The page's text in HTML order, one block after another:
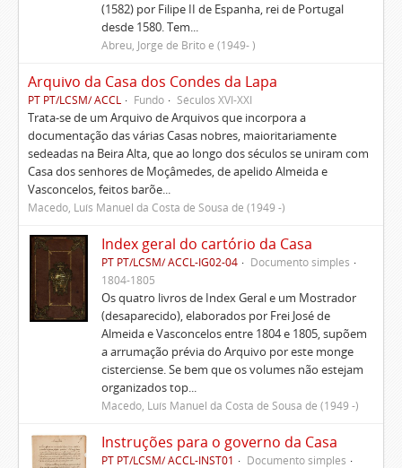
(1582) por Filipe II de Espanha, rei de Portugal
desde 1580. Tem...
Abreu, Jorge de Brito e (1949- )
Arquivo da Casa dos Condes da Lapa
PT PT/LCSM/ ACCL Fundo Séculos XVI-XXI
Trata-se de um Arquivo de Arquivos que incorpora a
documentação das várias Casas nobres, maioritariamente
sedeadas na Beira Alta, que ao longo dos séculos se uniram com
Casa dos senhores de Moçâmedes, de apelido Almeida e
Vasconcelos, feitos barõe...
Macedo, Luís Manuel da Costa de Sousa de (1949 -)
Index geral do cartório da Casa
PT PT/LCSM/ ACCL-IG02-04
Documento simples
1804-1805
Os quatro livros de Index Geral e um Mostrador
(desaparecido), elaborados por Frei José de
Almeida e Vasconcelos entre 1804 e 1805, supõem
a arrumação prévia do Arquivo por este monge
cisterciense. Se bem que os volumes não estejam
organizados top...
Macedo, Luís Manuel da Costa de Sousa de (1949 -)
Instruções para o governo da Casa
PT PT/LCSM/ ACCL-INST01
Documento simples